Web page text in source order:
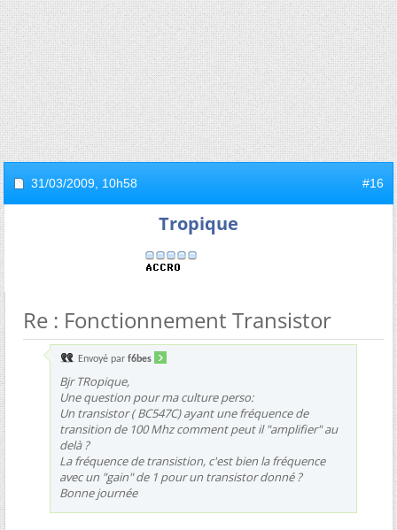
31/03/2009, 10h58 #16
Tropique
Re : Fonctionnement Transistor
Envoyé par f6bes
Bjr TRopique,
Une question pour ma culture perso:
Un transistor ( BC547C) ayant une fréquence de
transition de 100 Mhz comment peut il "amplifier" au
delà ?
La fréquence de transistion, c'est bien la fréquence
avec un "gain" de 1 pour un transistor donné ?
Bonne journée